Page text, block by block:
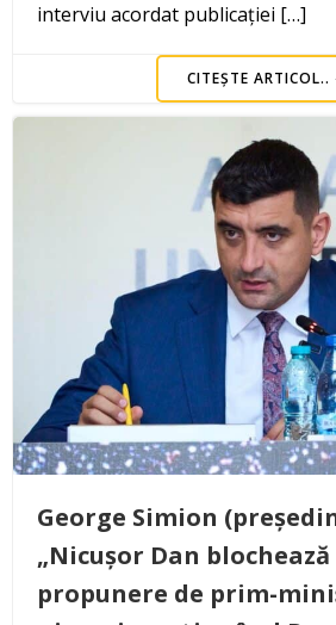
interviu acordat publicației […]
CITEȘTE ARTICOL..
George Simion
„Nicușor Dan
propunere de prim-